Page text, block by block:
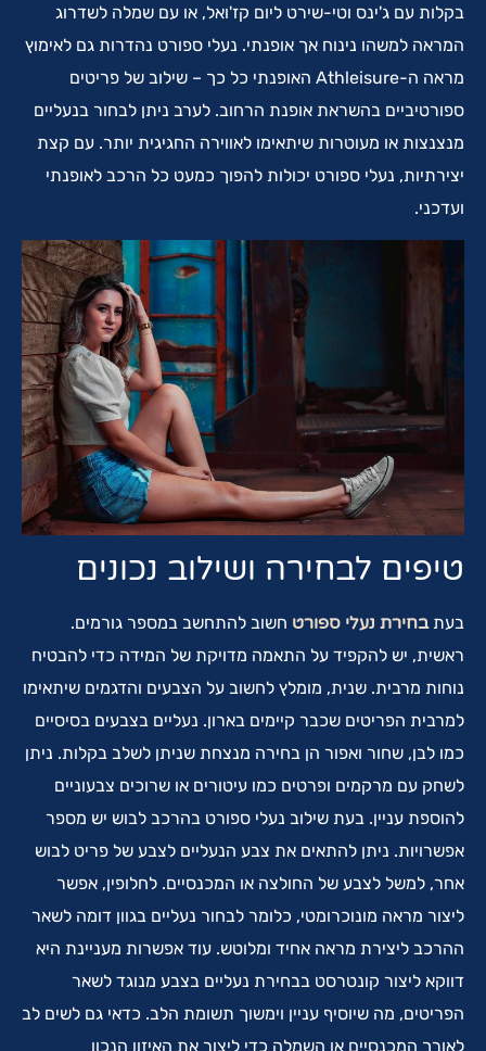
בקלות עם ג'ינס וטי-שירט ליום קז'ואל, או עם שמלה לשדרוג
המראה למשהו נינוח אך אופנתי. נעלי ספורט נהדרות גם לאימוץ
מראה ה-Athleisure האופנתי כל כך – שילוב של פריטים
ספורטיביים בהשראת אופנת הרחוב. לערב ניתן לבחור בנעליים
מנצנצות או מעוטרות שיתאימו לאווירה החגיגית יותר. עם קצת
יצירתיות, נעלי ספורט יכולות להפוך כמעט כל הרכב לאופנתי
ועדכני.
טיפים לבחירה ושילוב נכונים
בעתבחירת נעלי ספורט חשוב להתחשב במספר גורמים.
ראשית, יש להקפיד על התאמה מדויקת של המידה כדי להבטיח
נוחות מרבית. שנית, מומלץ לחשוב על הצבעים והדגמים שיתאימו
למרבית הפריטים שכבר קיימים בארון. נעליים בצבעים בסיסיים
כמו לבן, שחור ואפור הן בחירה מנצחת שניתן לשלב בקלות. ניתן
לשחק עם מרקמים ופרטים כמו עיטורים או שרוכים צבעוניים
להוספת עניין. בעת שילוב נעלי ספורט בהרכב לבוש יש מספר
אפשרויות. ניתן להתאים את צבע הנעליים לצבע של פריט לבוש
אחר, למשל לצבע של החולצה או המכנסיים. לחלופין, אפשר
ליצור מראה מונוכרומטי, כלומר לבחור נעליים בגוון דומה לשאר
ההרכב ליצירת מראה אחיד ומלוטש. עוד אפשרות מעניינת היא
דווקא ליצור קונטרסט בבחירת נעליים בצבע מנוגד לשאר
הפריטים, מה שיוסיף עניין וימשוך תשומת הלב. כדאי גם לשים לב
לאורך המכנסיים או השמלה כדי ליצור את האיזון הנכון